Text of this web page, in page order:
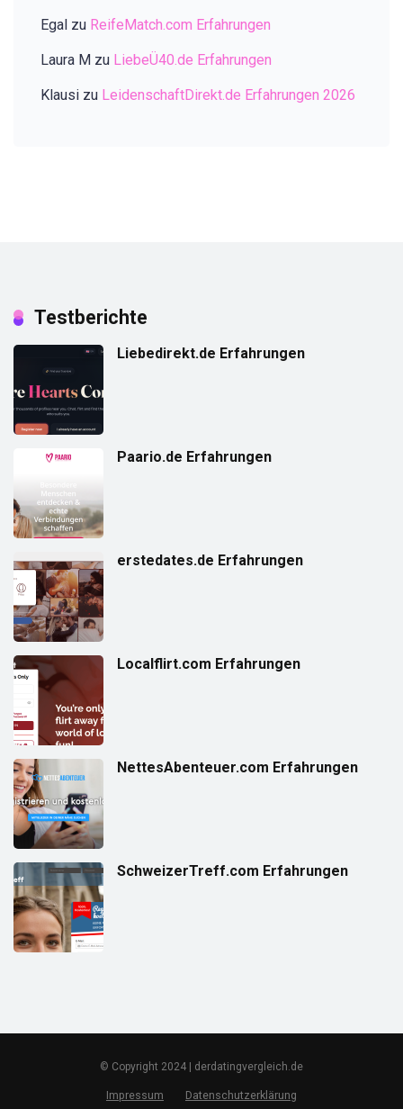
Egal zu ReifeMatch.com Erfahrungen
Laura M zu LiebeÜ40.de Erfahrungen
Klausi zu LeidenschaftDirekt.de Erfahrungen 2026
Testberichte
Liebedirekt.de Erfahrungen
Paario.de Erfahrungen
erstedates.de Erfahrungen
Localflirt.com Erfahrungen
NettesAbenteuer.com Erfahrungen
SchweizerTreff.com Erfahrungen
© Copyright 2024 | derdatingvergleich.de
Impressum Datenschutzerklärung